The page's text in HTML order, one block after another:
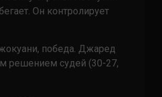
Он контролирует
победа. Джаред
решением судей (30-27,